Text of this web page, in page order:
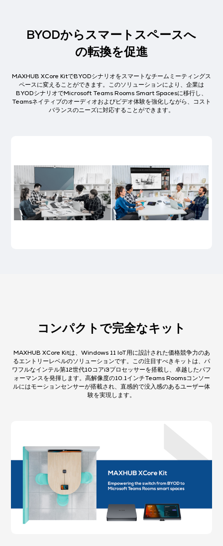
BYODからスマートスペースへ
の転換を促進
MAXHUB XCore KitでBYODシナリオをスマートなチームミーティングス
ペースに変えることができます。このソリューションにより、企業は
BYODシナリオでMicrosoft Teams Rooms Smart Spacesに移行し、
Teamsネイティブのオーディオおよびビデオ体験を強化しながら、コスト
バランスのニーズに対応することができます。
コンパクトで完全なキット​
MAXHUB XCore Kitは、Windows 11 IoT用に設計された価格競争力のあ
るエントリーレベルのソリューションです。この注目すべきキットは、パ
ワフルなインテル第12世代10コアi3プロセッサーを搭載し、卓越したパフ
ォーマンスを発揮します。高解像度の10.1インチTeams Roomsコンソー
ルにはモーションセンサーが搭載され、直感的で没入感のあるユーザー体
験を実現します。